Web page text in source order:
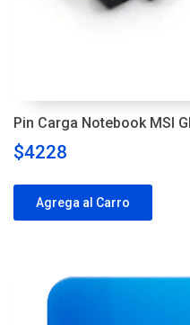
Pin Carga Notebook MSI
$4228
Agrega al Carro